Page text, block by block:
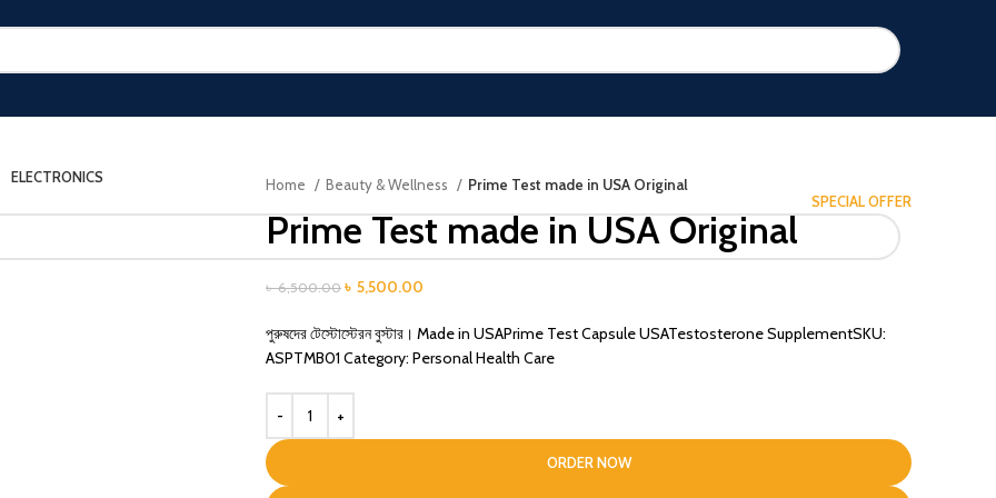
ELECTRONICS
SPECIAL OFFER
Home Beauty & Wellness Prime Test made in USA Original
Prime Test made in USA Original
৳6,500.00 Original
was:
৳ 6,500.00.
৳ 5,500.00
is:
৳ 5,500.00.
পুরুষদের টেস্টোস্টেরন বুস্টার। Made in USAPrime Test Capsule USATestosterone SupplementSKU:
ASPTMB01 Category: Personal Health Care
ORDER NOW